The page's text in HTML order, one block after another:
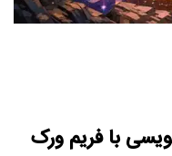
با فریم ورک